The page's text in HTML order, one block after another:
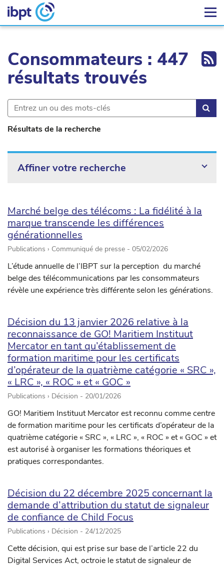
Consommateurs : 447
résultats trouvés
Résultats de la recherche
Affiner votre recherche
Marché belge des télécoms : La fidélité à la
marque transcende les différences
générationnelles
Publications › Communiqué de presse - 05/02/2026
L’étude annuelle de l’IBPT sur la perception du marché
belge des télécommunications par les consommateurs
révèle une expérience très différente selon les générations.
Décision du 13 janvier 2026 relative à la
reconnaissance de GO! Maritiem Instituut
Mercator en tant qu’établissement de
formation maritime pour les certificats
d’opérateur de la quatrième catégorie « SRC »,
« LRC », « ROC » et « GOC »
Publications › Décision - 20/01/2026
GO! Maritiem Instituut Mercator est reconnu comme centre
de formation maritime pour les certificats d’opérateur de la
quatrième catégorie « SRC », « LRC », « ROC » et « GOC » et
est autorisé à organiser les formations théoriques et
pratiques correspondantes.
Décision du 22 décembre 2025 concernant la
demande d’attribution du statut de signaleur
de confiance de Child Focus
Publications › Décision - 24/12/2025
Cette décision, qui est prise sur base de l’article 22 du
Digital Services Act, octroie le statut de signaleur de